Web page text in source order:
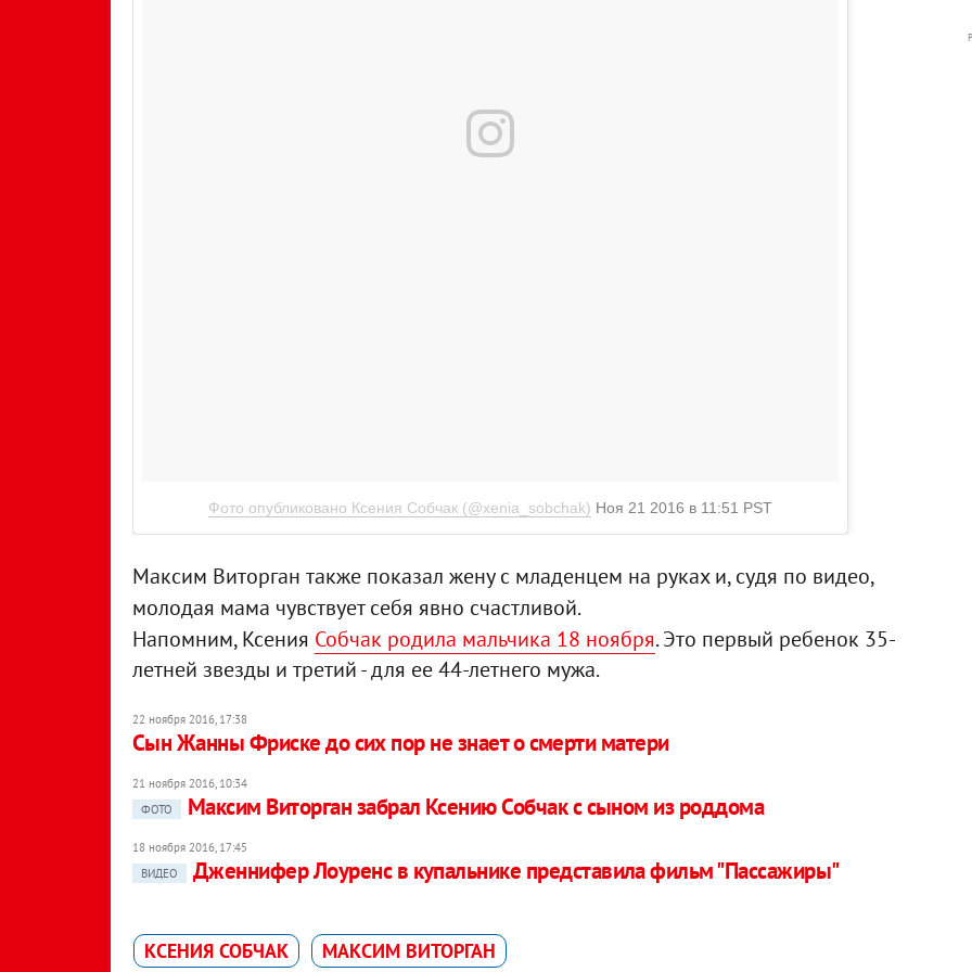
Фото опубликовано Ксения Собчак (@xenia_sobchak) Ноя 21 2016 в 11:51 PST
Максим Виторган также показал жену с младенцем на руках и, судя по видео,
молодая мама чувствует себя явно счастливой.
Напомним, Ксения Собчак родила мальчика 18 ноября. Это первый ребенок 35-
летней звезды и третий - для ее 44-летнего мужа.
22 ноября 2016, 17:38
Сын Жанны Фриске до сих пор не знает о смерти матери
21 ноября 2016, 10:34
ФОТО
Максим Виторган забрал Ксению Собчак с сыном из роддома
18 ноября 2016, 17:45
ВИДЕО
Дженнифер Лоуренс в купальнике представила фильм "Пассажиры"
КСЕНИЯ СОБЧАК МАКСИМ ВИТОРГАН